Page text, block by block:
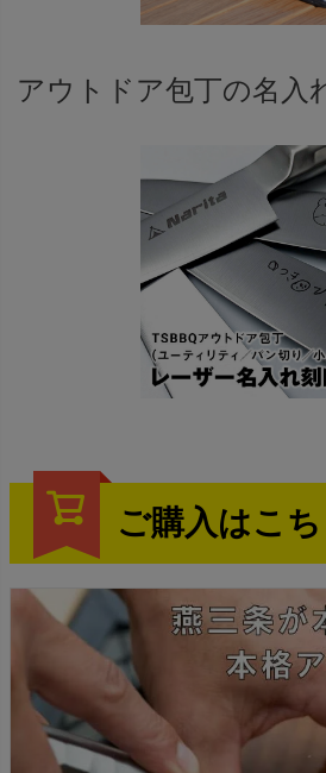
アウトドア包丁の名入
ご購入はこち